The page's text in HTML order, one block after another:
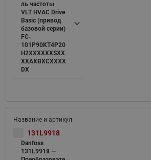
ль частоты
VLT HVAC Drive
Basic (привод
базовой серии)
FC-
101P90KT4P20
H2XXXXXXSXX
XXAXBXCXXXX
DX
131L9918
Danfoss
131L9918 —